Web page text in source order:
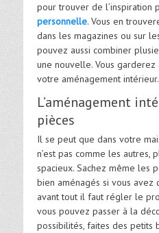
pour trouver de l’inspiration
personnelle. Vous en
dans les magazines ou sur
pouvez aussi combiner
une nouvelle. Vous
votre aménagement intérieur.
L’aménagement
pièces
Il se peut que dans votre
n’est pas comme les autres,
spacieux. Sachez même les
bien aménagés si vous avez
avant tout il faut régler le
vous pouvez passer à la
possibilités, faites des petits